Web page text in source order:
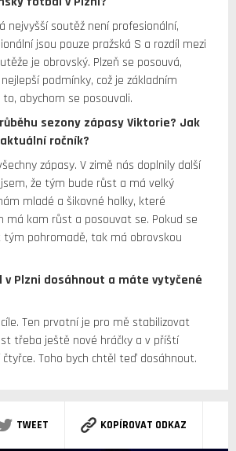
nejvyšší soutěž není profesionální,
jsou pouze pražská S a rozdíl mezi
je obrovský. Plzeň se posouvá,
podmínky, což je základním
abychom se posouvali.
sezony zápasy Viktorie? Jak
ročník?
zápasy. V zimě nás doplnily další
že tým bude růst a má velký
mladé a šikovné holky, které
má kam růst a posouvat se. Pokud se
pohromadě, tak má obrovskou
v Plzni dosáhnout a máte vytyčené
Ten prvotní je pro mě stabilizovat
třeba ještě nové hráčky a v příští
Toho bych chtěl teď dosáhnout.
TWEET KOPÍROVAT ODKAZ